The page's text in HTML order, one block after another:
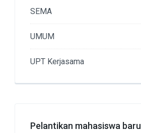
SEMA
UMUM
UPT Kerjasama
Pelantikan mahasiswa baru